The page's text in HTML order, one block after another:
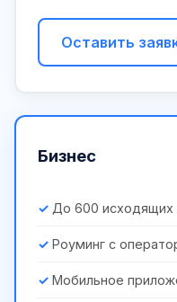
Оставить
Бизнес
До 600 исходящих
Роуминг с
Мобильное